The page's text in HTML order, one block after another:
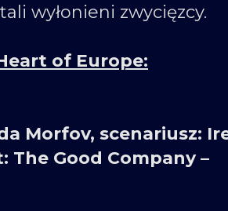
wyłonieni zwycięzcy.
of Europe:
Morfov, scenariusz:
The Good Company –